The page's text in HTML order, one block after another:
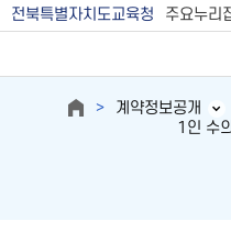
전북특별자치도교육청 주요누리
계약정보공개
1인 수